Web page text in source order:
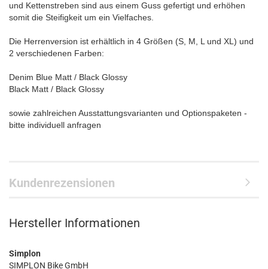
und Kettenstreben sind aus einem Guss gefertigt und erhöhen
somit die Steifigkeit um ein Vielfaches.
Die Herrenversion ist erhältlich in 4 Größen (S, M, L und XL) und
2 verschiedenen Farben:
Denim Blue Matt / Black Glossy
Black Matt / Black Glossy
sowie zahlreichen Ausstattungsvarianten und Optionspaketen -
bitte individuell anfragen
Kundenrezensionen
Hersteller Informationen
Simplon
SIMPLON Bike GmbH